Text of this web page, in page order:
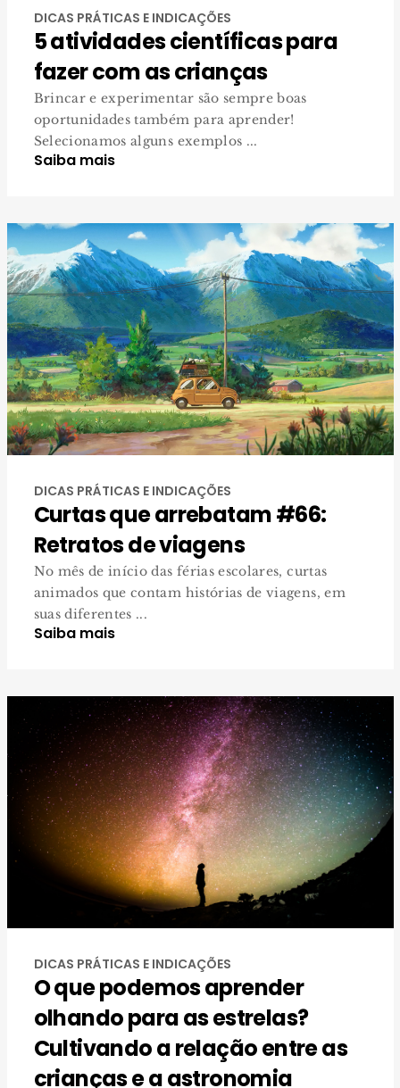
DICAS PRÁTICAS E INDICAÇÕES
5 atividades científicas para
fazer com as crianças
Brincar e experimentar são sempre boas
oportunidades também para aprender!
Selecionamos alguns exemplos ...
Saiba mais
DICAS PRÁTICAS E INDICAÇÕES
Curtas que arrebatam #66:
Retratos de viagens
No mês de início das férias escolares, curtas
animados que contam histórias de viagens, em
suas diferentes ...
Saiba mais
DICAS PRÁTICAS E INDICAÇÕES
O que podemos aprender
olhando para as estrelas?
Cultivando a relação entre as
crianças e a astronomia